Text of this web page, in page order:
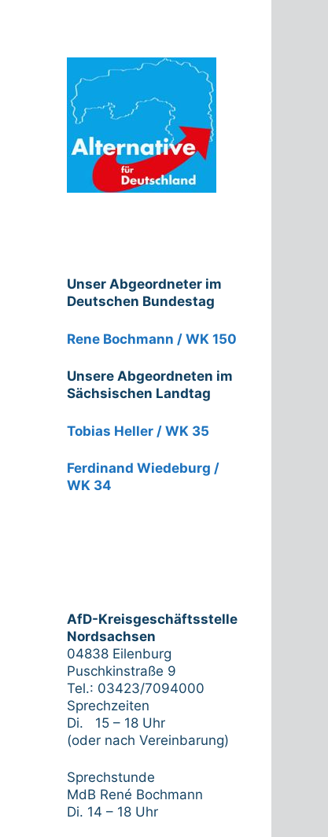
Unser Abgeordneter im
Deutschen Bundestag
Rene Bochmann / WK 150
Unsere Abgeordneten im
Sächsischen Landtag
Tobias Heller / WK 35
Ferdinand Wiedeburg /
WK 34
AfD-Kreisgeschäftsstelle
Nordsachsen
04838 Eilenburg
Puschkinstraße 9
Tel.: 03423/7094000
Sprechzeiten
Di. 15 – 18 Uhr
(oder nach Vereinbarung)
Sprechstunde
MdB René Bochmann
Di. 14 – 18 Uhr